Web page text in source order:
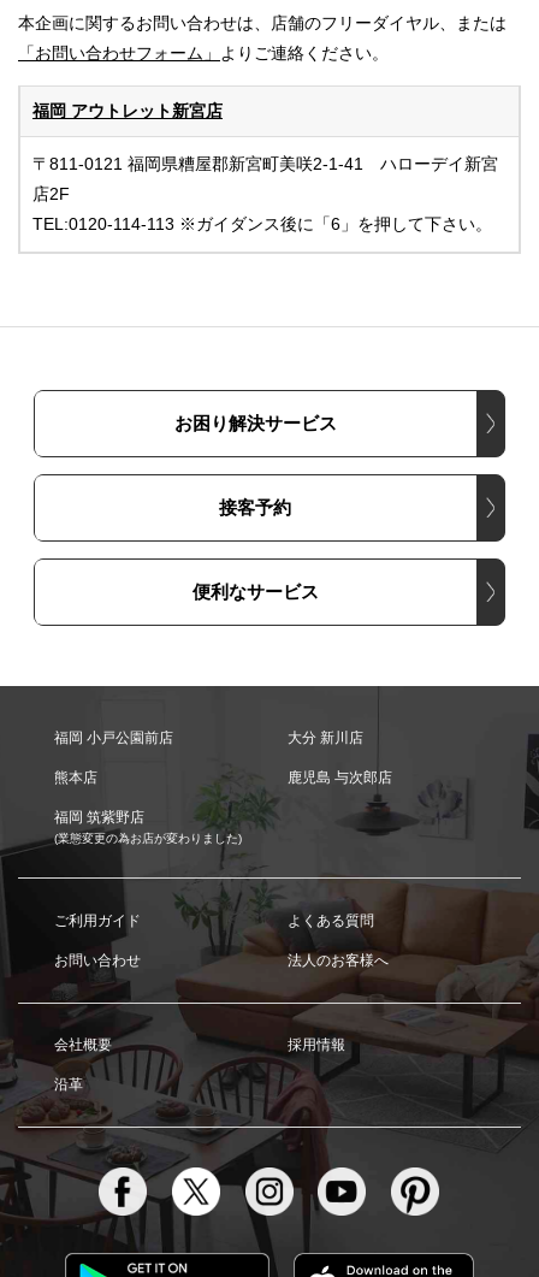
本企画に関するお問い合わせは、店舗のフリーダイヤル、または
「お問い合わせフォーム」
よりご連絡ください。
福岡 アウトレット新宮店
〒811-0121 福岡県糟屋郡新宮町美咲2-1-41 ハローデイ新宮
店2F
TEL:0120-114-113 ※ガイダンス後に「6」を押して下さい。
お困り解決サービス
接客予約
便利なサービス
福岡 小戸公園前店 大分 新川店
熊本店 鹿児島 与次郎店
福岡 筑紫野店
(業態変更の為お店が変わりました)
ご利用ガイド よくある質問
お問い合わせ 法人のお客様へ
会社概要 採用情報
沿革